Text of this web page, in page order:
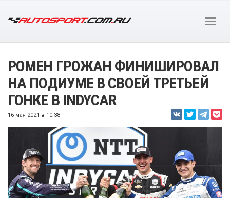
РОМЕН ГРОЖАН ФИНИШИРОВАЛ
НА ПОДИУМЕ В СВОЕЙ ТРЕТЬЕЙ
ГОНКЕ В INDYCAR
16 мая 2021 в 10:38